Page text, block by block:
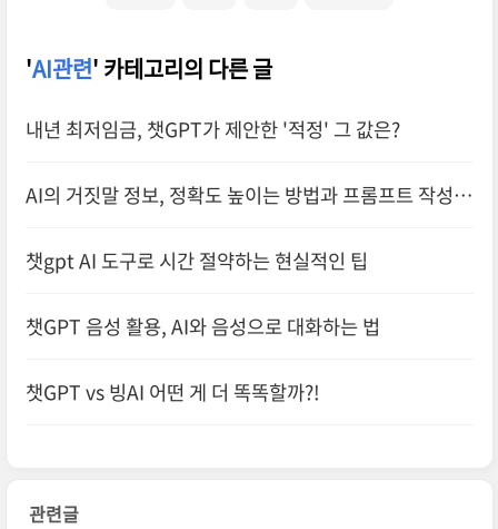
'AI관련' 카테고리의 다른 글
내년 최저임금, 챗GPT가 제안한 '적정' 그 값은?
AI의 거짓말 정보, 정확도 높이는 방법과 프롬프트 작성
챗gpt AI 도구로 시간 절약하는 현실적인 팁
챗GPT 음성 활용, AI와 음성으로 대화하는 법
챗GPT vs 빙AI 어떤 게 더 똑똑할까?!
관련글